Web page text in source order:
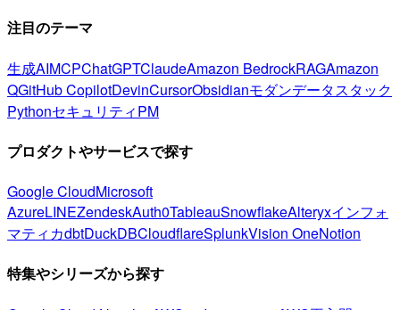
注目のテーマ
生成AIMCPChatGPTClaudeAmazon BedrockRAGAmazon
QGitHub CopilotDevinCursorObsidianモダンデータスタック
PythonセキュリティPM
プロダクトやサービスで探す
Google CloudMicrosoft
AzureLINEZendeskAuth0TableauSnowflakeAlteryxインフォ
マティカdbtDuckDBCloudflareSplunkVision OneNotion
特集やシリーズから探す